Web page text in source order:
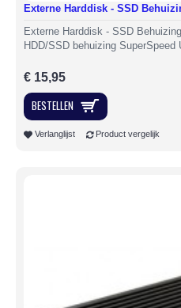
Externe Harddisk - SSD
Externe Harddisk - SSD
HDD/SSD behuizing SuperSpeed
€ 15,95
BESTELLEN
Verlanglijst Product vergelijk